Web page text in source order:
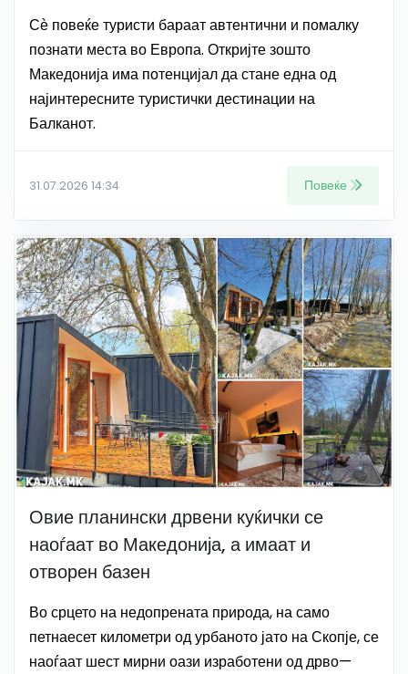
Сѐ повеќе туристи бараат автентични и помалку
познати места во Европа. Откријте зошто
Македонија има потенцијал да стане една од
најинтересните туристички дестинации на
Балканот.
31.07.2026 14:34 Повеќе
Овие планински дрвени куќички се
наоѓаат во Македонија, а имаат и
отворен базен
Во срцето на недопрената природа, на само
петнаесет километри од урбаното јато на Скопје, се
наоѓаат шест мирни оази изработени од дрво—